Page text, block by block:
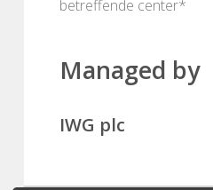
betreffende center*
Managed by
IWG plc